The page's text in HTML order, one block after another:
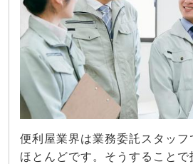
便利屋業界は業務委託スタッ
ほとんどです。そうすること